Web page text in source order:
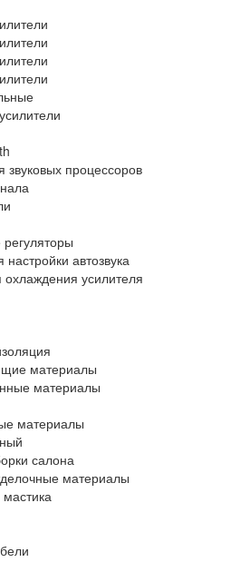
звуковых процессоров
автозвука
охлаждения усилителя
материалы
материалы
материалы
салона
материалы